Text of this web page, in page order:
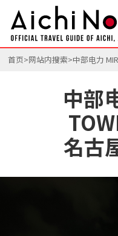
首页 网站内搜索 中部电力
中部
名古